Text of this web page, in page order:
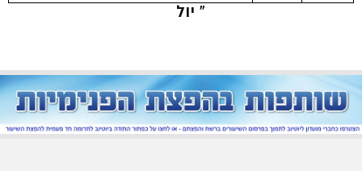
« יול